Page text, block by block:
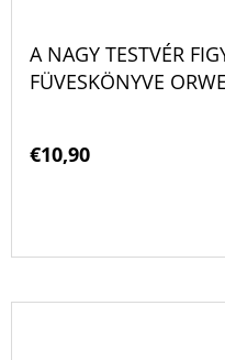
A NAGY TESTVÉR
FÜVESKÖNYVE
€10,90